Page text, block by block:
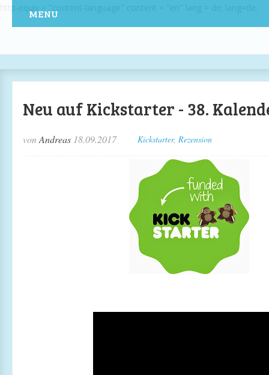
MENU
Neu auf Kickstarter - 38.
vonAndreas 18.09.2017 Kickstarter, Rezension